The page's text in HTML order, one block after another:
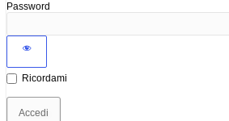
Password
Ricordami